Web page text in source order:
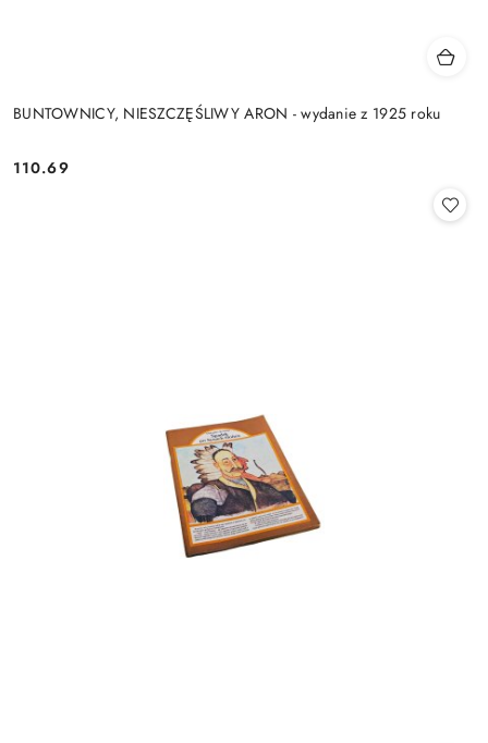
BUNTOWNICY, NIESZCZĘŚLIWY ARON - wydanie z 1925 roku
Cena:
110.69